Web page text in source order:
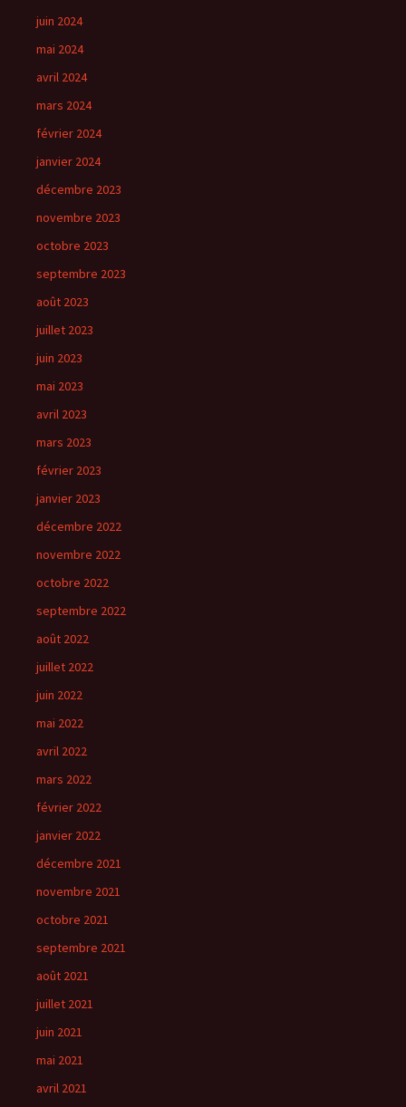
juin 2024
mai 2024
avril 2024
mars 2024
février 2024
janvier 2024
décembre 2023
novembre 2023
octobre 2023
septembre 2023
août 2023
juillet 2023
juin 2023
mai 2023
avril 2023
mars 2023
février 2023
janvier 2023
décembre 2022
novembre 2022
octobre 2022
septembre 2022
août 2022
juillet 2022
juin 2022
mai 2022
avril 2022
mars 2022
février 2022
janvier 2022
décembre 2021
novembre 2021
octobre 2021
septembre 2021
août 2021
juillet 2021
juin 2021
mai 2021
avril 2021